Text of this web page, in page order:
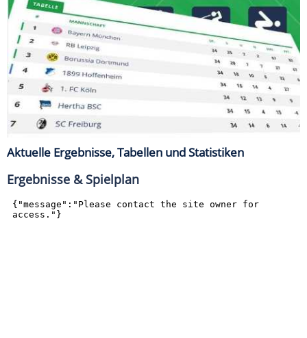
Aktuelle Ergebnisse, Tabellen und Statistiken
Ergebnisse & Spielplan